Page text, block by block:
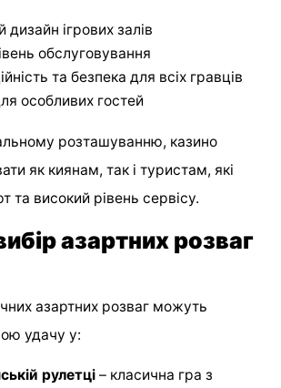
дизайн ігрових залів
обслуговування
та безпека для всіх гравців
особливих гостей
розташуванню, казино
як киянам, так і туристам, які
та високий рівень сервісу.
азартних розваг
азартних розваг можуть
удачу у:
рулетці – класична гра з